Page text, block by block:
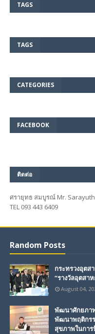
TAGS
TAGS
CATEGORIES
FACEBOOK
ติดต่อ
ศรายุทธ สมบูรณ์ Mr.
TEL 093 443 6409
Random Posts
กระทรวงอุตส
“รางวัลอุตสา
August 04,
พัฒนาศักยภา
พัฒนาพฤติกร
สุขภาพในกา